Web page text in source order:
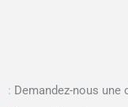
: Demandez-nous une